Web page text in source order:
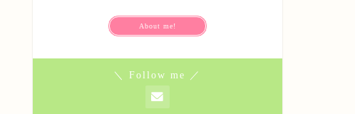
About me!
＼ Follow me ／